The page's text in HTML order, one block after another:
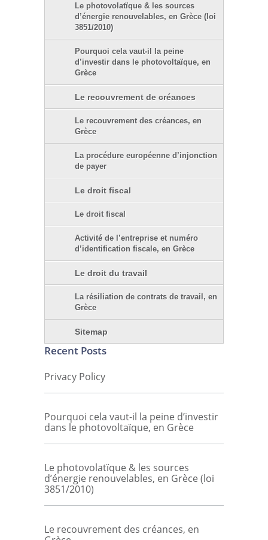
Le photovolatïque & les sources
d’énergie renouvelables, en Grèce (loi
3851/2010)
Pourquoi cela vaut-il la peine
d’investir dans le photovoltaïque, en
Grèce
Le recouvrement de créances
Le recouvrement des créances, en
Grèce
La procédure européenne d’injonction
de payer
Le droit fiscal
Le droit fiscal
Activité de l’entreprise et numéro
d’identification fiscale, en Grèce
Le droit du travail
La résiliation de contrats de travail, en
Grèce
Sitemap
Recent Posts
Privacy Policy
Pourquoi cela vaut-il la peine d’investir
dans le photovoltaïque, en Grèce
Le photovolatïque & les sources
d’énergie renouvelables, en Grèce (loi
3851/2010)
Le recouvrement des créances, en